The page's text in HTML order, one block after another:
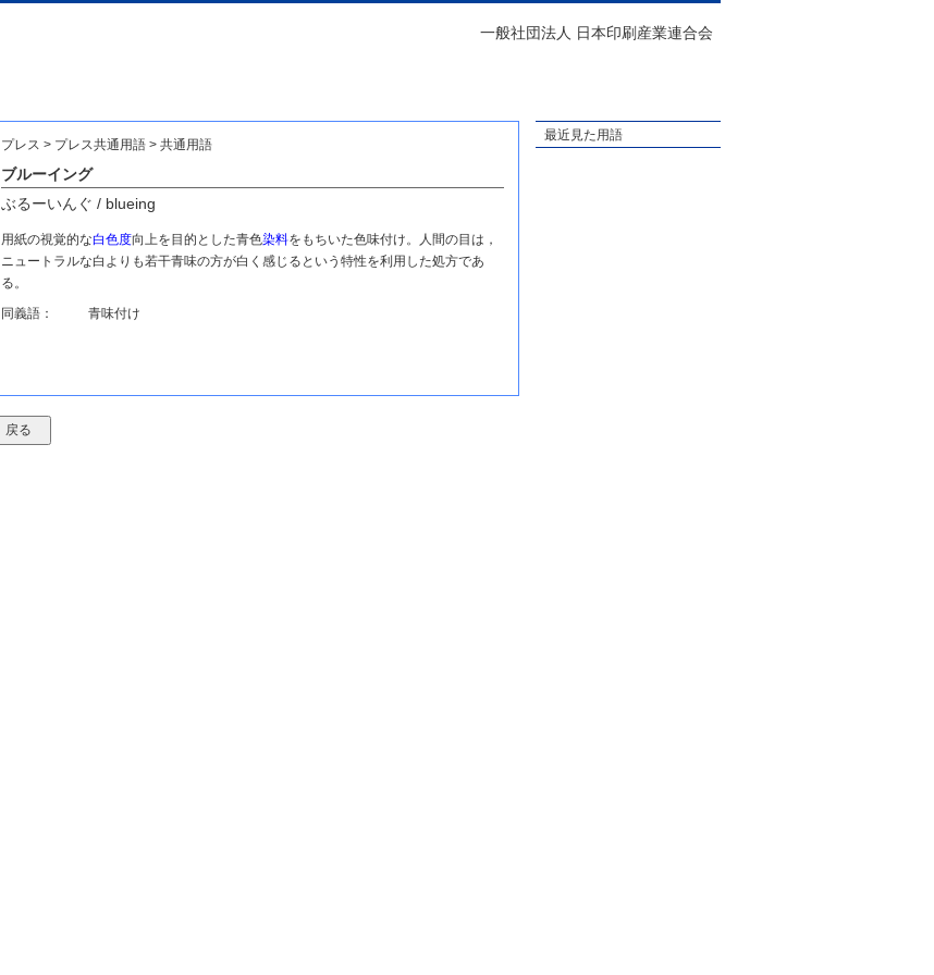
一般社団法人 日本印刷産業連合会
プレス > プレス共通用語 > 共通用語
ブルーイング
ぶるーいんぐ / blueing
用紙の視覚的な白色度向上を目的とした青色染料をもちいた色味付け。人間の目は，
ニュートラルな白よりも若干青味の方が白く感じるという特性を利用した処方であ
る。
同義語：
青味付け
最近見た用語